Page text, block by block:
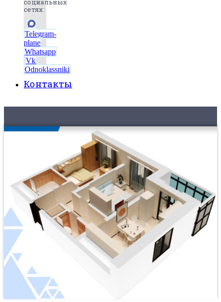
социальных
сетях:
Telegram-
plane
Whatsapp
Vk
Odnoklassniki
Контакты